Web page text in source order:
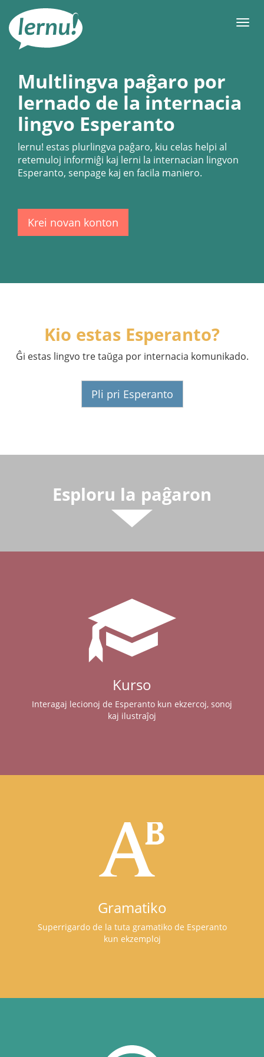
enhavo
Multlingva paĝaro por
lernado de la internacia
lingvo Esperanto
lernu! estas plurlingva paĝaro, kiu celas helpi al
retemuloj informiĝi kaj lerni la internacian lingvon
Esperanto, senpage kaj en facila maniero.
Krei novan konton
Kio estas Esperanto?
Ĝi estas lingvo tre taŭga por internacia komunikado.
Pli pri Esperanto
Esploru la paĝaron
Kurso
Interagaj lecionoj de Esperanto kun ekzercoj, sonoj
kaj ilustraĵoj
Gramatiko
Superrigardo de la tuta gramatiko de Esperanto
kun ekzemploj